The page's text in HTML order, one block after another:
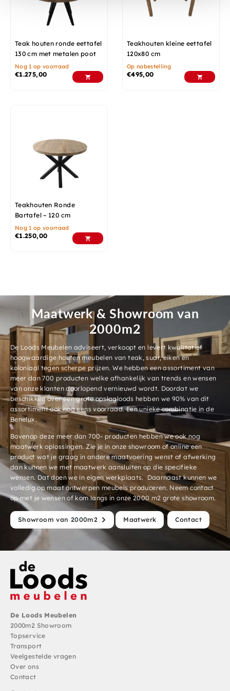
Teak houten ronde eettafel
130 cm met metalen poot
Nog 1 op voorraad
€1.275,00
Teakhouten kleine eettafel
120x80 cm
Op nabestelling
€495,00
Teakhouten Ronde
Bartafel – 120 cm
Nog 1 op voorraad
€1.250,00
Maatwerk & Showroom van
2000m2
De Loods Meubelen adviseert, verkoopt en levert kwalitatief
hoogwaardige houten meubelen van teak, suar, eiken en
koloniaal tegen scherpe prijzen. We hebben een assortiment van
meer dan 700 producten welke afhankelijk van trends en wensen
van onze klanten doorlopend vernieuwd wordt. Doordat we
beschikken over een grote opslagloods hebben we 90% van dit
assortiment ook nog eens voorraad. Een unieke combinatie in de
Benelux.
Bovenop deze meer dan 700- producten hebben we ook nog
maatwerk oplossingen. Zie je in onze showroom of online een
product wat je graag in andere maatvoering wenst of afwerking
dan kunnen we met maatwerk aansluiten op die specifieke
wensen. Dat doen we in eigen werkplaats. Daarnaast kunnen we
volledig op maat ontwerpen meubels produceren. Neem contact
op met je wensen of kom langs in onze 2000 m2 grote showroom.
Showroom van 2000m2 Maatwerk Contact
De Loods Meubelen
2000m2 Showroom
Topservice
Transport
Veelgestelde vragen
Over ons
Contact